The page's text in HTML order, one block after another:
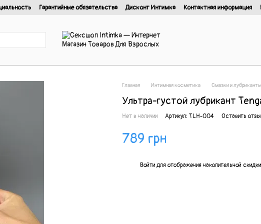
Гарантийные обязательства Дисконт Интимка Контактная информация
Главная Интимная косметика Смазки и лубриканты
Ультра-густой лубрикант
Нет в наличии Артикул: TLH-004 Оставить
789 грн
Войти для отображения накопительной скидки